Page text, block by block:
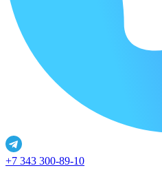
+7 343 300-89-10